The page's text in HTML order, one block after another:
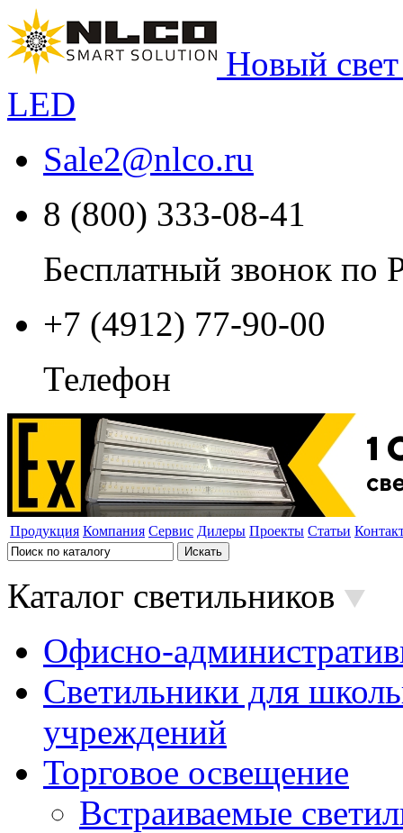
Новый
LED
Sale2@nlco.ru
8 (800) 333-08-41
Бесплатный звонок по
+7 (4912) 77-90-00
Телефон
Продукция Компания Сервис Дилеры Проекты Статьи
Каталог светильников
Офисно-
Светильники для
учреждений
Торговое освещение
Встраиваемые